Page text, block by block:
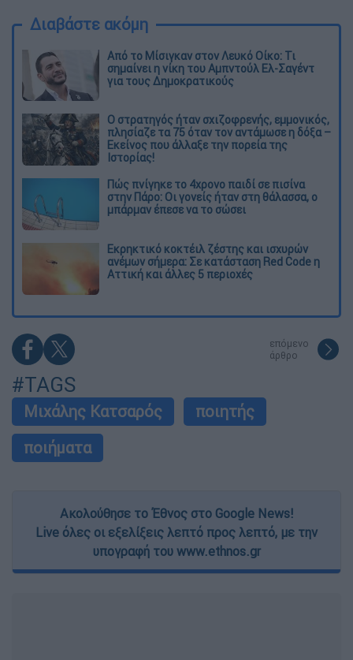
Διαβάστε ακόμη
Από το Μίσιγκαν στον Λευκό Οίκο: Τι
σημαίνει η νίκη του Αμπντούλ Ελ-Σαγέντ
για τους Δημοκρατικούς
O στρατηγός ήταν σχιζοφρενής, εμμονικός,
πλησίαζε τα 75 όταν τον αντάμωσε η δόξα –
Εκείνος που άλλαξε την πορεία της
Ιστορίας!
Πώς πνίγηκε το 4χρονο παιδί σε πισίνα
στην Πάρο: Οι γονείς ήταν στη θάλασσα, ο
μπάρμαν έπεσε να το σώσει
Εκρηκτικό κοκτέιλ ζέστης και ισχυρών
ανέμων σήμερα: Σε κατάσταση Red Code η
Αττική και άλλες 5 περιοχές
επόμενο
άρθρο
#TAGS
Μιχάλης Κατσαρός
ποιητής
ποιήματα
Ακολούθησε το Έθνος στο Google News!
Live όλες οι εξελίξεις λεπτό προς λεπτό, με την
υπογραφή του www.ethnos.gr